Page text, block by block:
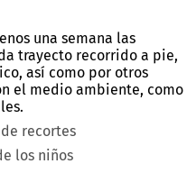
una semana las
trayecto recorrido a pie,
así como por otros
el medio ambiente, como
recortes
los niños